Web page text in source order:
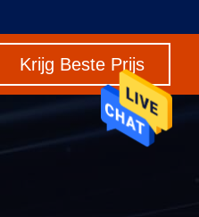
Krijg Beste Prijs